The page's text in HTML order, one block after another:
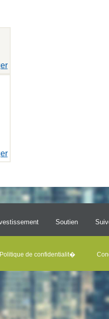
Soutien
Politique de confidentialit�